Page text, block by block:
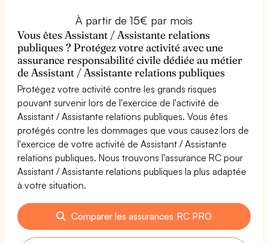
À partir de 15€ par mois
Vous êtes Assistant / Assistante relations
publiques ? Protégez votre activité avec une
assurance responsabilité civile dédiée au métier
de Assistant / Assistante relations publiques
Protégez votre activité contre les grands risques
pouvant survenir lors de l'exercice de l'activité de
Assistant / Assistante relations publiques. Vous êtes
protégés contre les dommages que vous causez lors de
l'exercice de votre activité de Assistant / Assistante
relations publiques. Nous trouvons l'assurance RC pour
Assistant / Assistante relations publiques la plus adaptée
à votre situation.
Comparer les assurances RC PRO